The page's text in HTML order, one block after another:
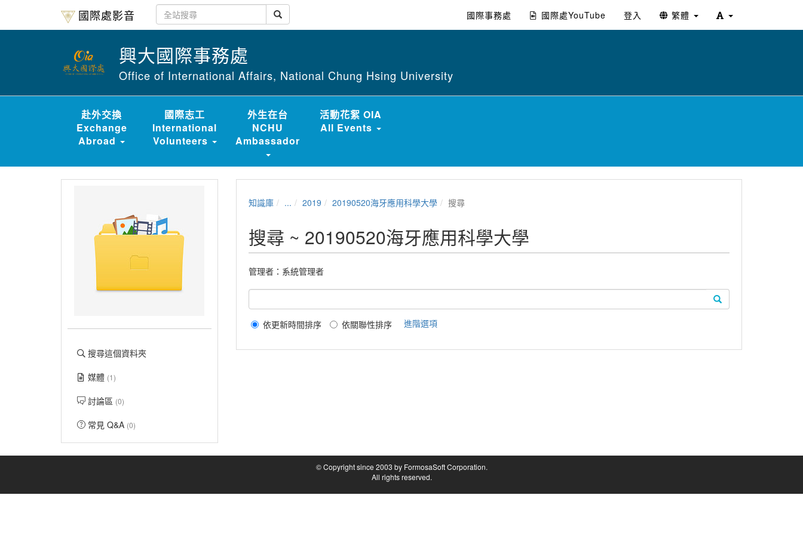
國際處影音 國際事務處 國際處YouTube 登入 繁體
興大國際事務處
Office of International Affairs, National Chung Hsing University
赴外交換
Exchange
Abroad
國際志工
International
Volunteers
外生在台
NCHU
Ambassador
活動花絮 OIA
All Events
搜尋這個資料夾
媒體 (1)
討論區 (0)
常見 Q&A (0)
知識庫 ... 2019 20190520海牙應用科學大學 搜尋
搜尋 ~ 20190520海牙應用科學大學
管理者： 系統管理者
依更新時間排序 依關聯性排序 進階選項
© Copyright since 2003 by FormosaSoft Corporation.
All rights reserved.